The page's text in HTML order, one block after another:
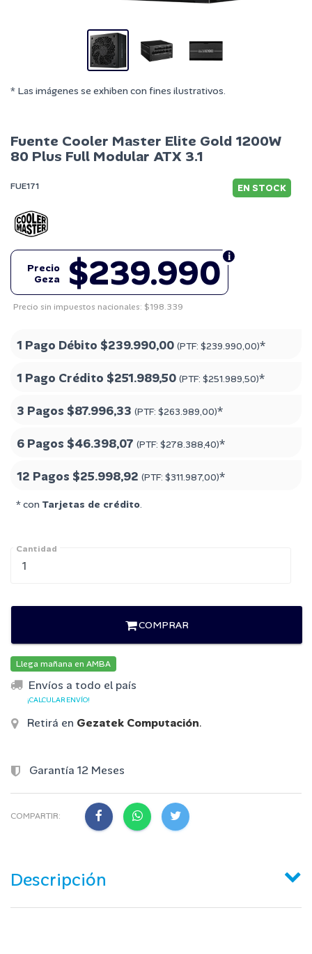
* Las imágenes se exhiben con fines ilustrativos.
Fuente Cooler Master Elite Gold 1200W
80 Plus Full Modular ATX 3.1
FUE171 EN STOCK
$239.990
Precio
Geza
Precio sin impuestos nacionales: $198.339
1 Pago Débito $239.990,00 (PTF: $239.990,00)*
1 Pago Crédito $251.989,50 (PTF: $251.989,50)*
3 Pagos $87.996,33 (PTF: $263.989,00)*
6 Pagos $46.398,07 (PTF: $278.388,40)*
12 Pagos $25.998,92 (PTF: $311.987,00)*
* con Tarjetas de crédito.
Cantidad
COMPRAR
Llega mañana en AMBA
Envíos a todo el país
¡CALCULAR ENVÍO!
Retirá en Gezatek Computación.
Garantía 12 Meses
COMPARTIR:
Descripción